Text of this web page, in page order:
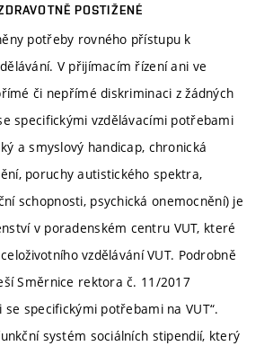
POSTIŽENÉ
potřeby rovného přístupu k
V přijímacím řízení ani ve
či nepřímé diskriminaci z žádných
specifickými vzdělávacími potřebami
a smyslový handicap, chronická
poruchy autistického spektra,
schopnosti, psychická onemocnění) je
v poradenském centru VUT, které
vzdělávání VUT. Podrobně
Směrnice rektora č. 11/2017
se specifickými potřebami na VUT“.
systém sociálních stipendií, který